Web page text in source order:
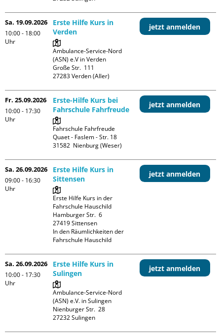
Sa. 19.09.2026
10:00 - 18:00
Uhr
Erste Hilfe Kurs in
Verden
Ambulance-Service-Nord
(ASN) e.V in Verden
Große Str.  111
jetzt anmelden
Fr. 25.09.2026
10:00 - 17:30
Uhr
Erste-Hilfe Kurs bei
Fahrschule Fahrfreude
Fahrschule Fahrfreude
Quaet - Faslem - Str. 18
jetzt anmelden
Sa. 26.09.2026
09:00 - 16:30
Uhr
Erste Hilfe Kurs in
Sittensen
Erste Hilfe Kurs in der
Fahrschule Hauschild
Hamburger Str.  6
27419 Sittensen
In den Räumlichkeiten der
Fahrschule Hauschild
jetzt anmelden
Sa. 26.09.2026
10:00 - 17:30
Uhr
Erste Hilfe Kurs in
Sulingen
Ambulance-Service-Nord
(ASN) e.V. in Sulingen
Nienburger Str.  28
jetzt anmelden